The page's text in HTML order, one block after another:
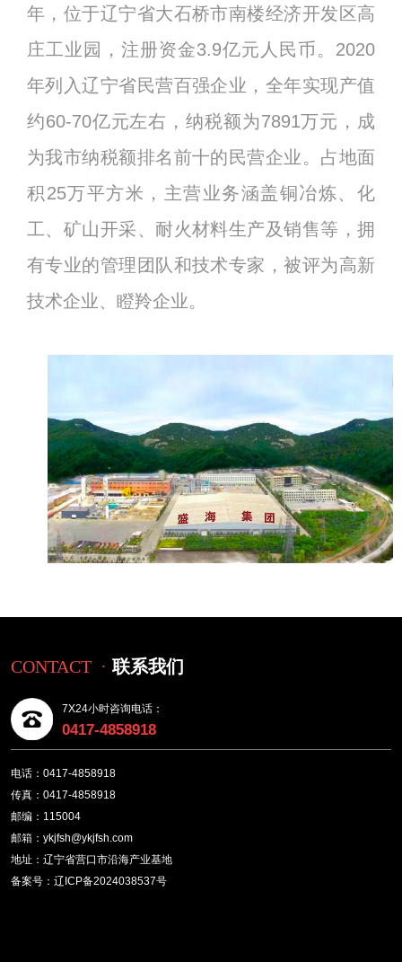
年，位于辽宁省大石桥市南楼经济开发区高
庄工业园，注册资金3.9亿元人民币。2020
年列入辽宁省民营百强企业，全年实现产值
约60-70亿元左右，纳税额为7891万元，成
为我市纳税额排名前十的民营企业。占地面
积25万平方米，主营业务涵盖铜冶炼、化
工、矿山开采、耐火材料生产及销售等，拥
有专业的管理团队和技术专家，被评为高新
技术企业、瞪羚企业。
CONTACT · 联系我们
7X24小时咨询电话：
0417-4858918
电话：0417-4858918
传真：0417-4858918
邮编：115004
邮箱：ykjfsh@ykjfsh.com
地址：辽宁省营口市沿海产业基地
备案号：辽ICP备2024038537号